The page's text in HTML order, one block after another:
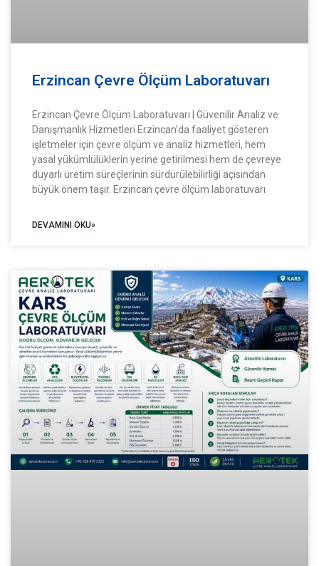
Erzincan Çevre Ölçüm Laboratuvarı
Erzincan Çevre Ölçüm Laboratuvarı | Güvenilir Analiz ve
Danışmanlık Hizmetleri Erzincan’da faaliyet gösteren
işletmeler için çevre ölçüm ve analiz hizmetleri, hem
yasal yükümlülüklerin yerine getirilmesi hem de çevreye
duyarlı üretim süreçlerinin sürdürülebilirliği açısından
büyük önem taşır. Erzincan çevre ölçüm laboratuvarı
DEVAMINI OKU»